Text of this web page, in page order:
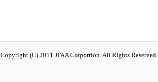
Copyright (C) 2011 JFAA Corportion. All Rights Reserved.